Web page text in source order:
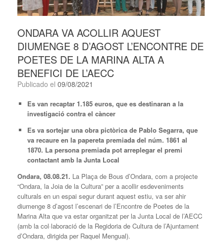
ONDARA VA ACOLLIR AQUEST
DIUMENGE 8 D’AGOST L’ENCONTRE DE
POETES DE LA MARINA ALTA A
BENEFICI DE L’AECC
Publicado el 09/08/2021
Es van recaptar 1.185 euros, que es destinaran a la
investigació contra el càncer
Es va sortejar una obra pictòrica de Pablo Segarra, que
va recaure en la papereta premiada del núm. 1861 al
1870. La persona premiada pot arreplegar el premi
contactant amb la Junta Local
Ondara, 08.08.21. La Plaça de Bous d’Ondara, com a projecte
“Ondara, la Joia de la Cultura” per a acollir esdeveniments
culturals en un espai segur durant aquest estiu, va ser ahir
diumenge 8 d’agost l’escenari de l’Encontre de Poetes de la
Marina Alta que va estar organitzat per la Junta Local de l’AECC
(amb la col·laboració de la Regidoria de Cultura de l’Ajuntament
d’Ondara, dirigida per Raquel Mengual).